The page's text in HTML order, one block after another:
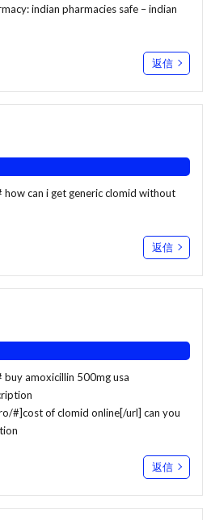
indian pharmacies safe – indian
返信
how can i get generic clomid without
返信
buy amoxicillin 500mg usa
#]cost of clomid online[/url] can you
返信